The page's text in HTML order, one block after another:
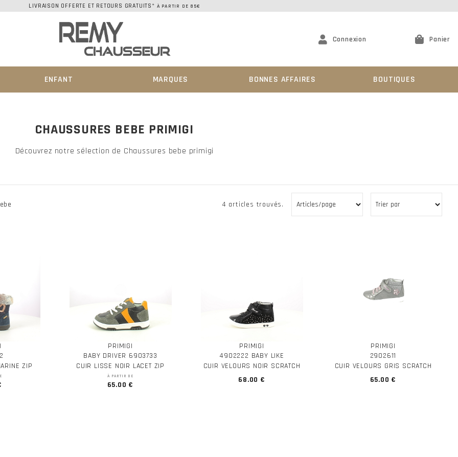
LIVRAISON OFFERTE ET RETOURS GRATUITS* À PARTIR DE 85€
Connexion Panier
ENFANT MARQUES BONNES AFFAIRES BOUTIQUES
CHAUSSURES BEBE PRIMIGI
Découvrez notre sélection de Chaussures bebe primigi
4 articles trouvés.
ZIP
PRIMIGI
BABY DRIVER 6903733
CUIR LISSE NOIR LACET ZIP
À PARTIR DE
65.00 €
PRIMIGI
4902222 BABY LIKE
CUIR VELOURS NOIR SCRATCH
68.00 €
PRIMIGI
2902611
CUIR VELOURS GRIS SCRATCH
65.00 €